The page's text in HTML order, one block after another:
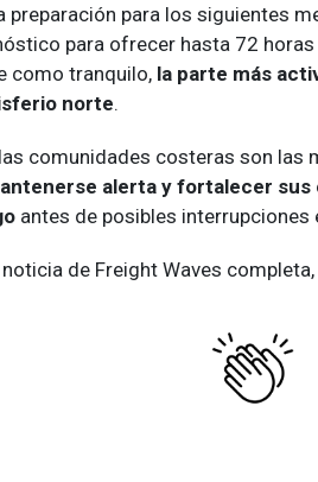
preparación para los siguientes
para ofrecer hasta 72
como tranquilo, la parte más
norte.
comunidades costeras son las
alerta y fortalecer
antes de posibles interrupciones
de Freight Waves